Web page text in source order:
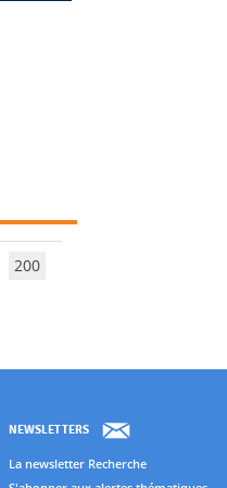
200
NEWSLETTERS
La newsletter Recherche